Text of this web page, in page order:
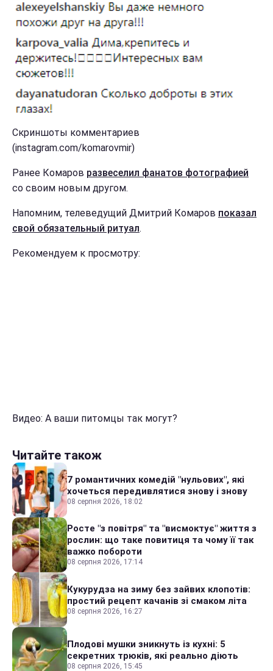
Скриншоты комментариев
(instagram.com/komarovmir)
Ранее Комаров развеселил фанатов фотографией
со своим новым другом.
Напомним, телеведущий Дмитрий Комаров показал
свой обязательный ритуал.
Рекомендуем к просмотру:
Видео: А ваши питомцы так могут?
Читайте також
7 романтичних комедій "нульових", які
хочеться передивлятися знову і знову
08 серпня 2026, 18:02
Росте "з повітря" та "висмоктує" життя з
рослин: що таке повитиця та чому її так
важко побороти
08 серпня 2026, 17:14
Кукурудза на зиму без зайвих клопотів:
простий рецепт качанів зі смаком літа
08 серпня 2026, 16:27
Плодові мушки зникнуть із кухні: 5
секретних трюків, які реально діють
08 серпня 2026, 15:45